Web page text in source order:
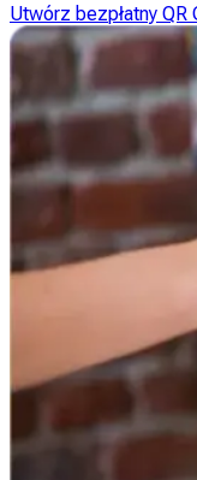
Utwórz bezpłatny QR